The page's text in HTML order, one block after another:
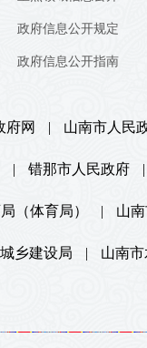
政府信息公开规定
政府信息公开指南
府网 | 山南市人民
| 错那市人民政府 |
（体育局） | 山
乡建设局 | 山南